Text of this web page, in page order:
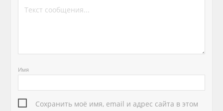
Имя
Сохранить моё имя, email и адрес сайта в этом